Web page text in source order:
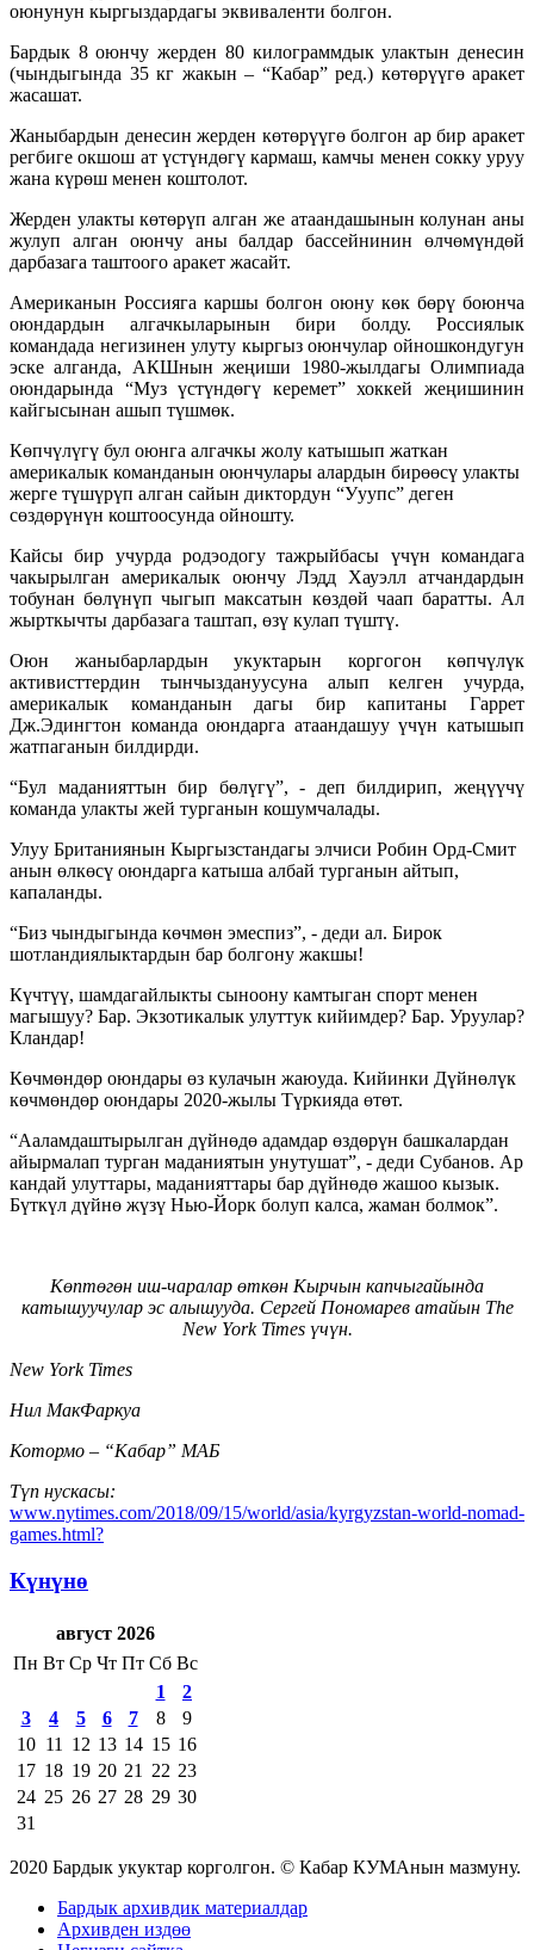
оюнунун кыргыздардагы эквиваленти болгон.
Бардык 8 оюнчу жерден 80 килограммдык улактын денесин
(чындыгында 35 кг жакын – “Кабар” ред.) көтөрүүгө аракет
жасашат.
Жаныбардын денесин жерден көтөрүүгө болгон ар бир аракет
регбиге окшош ат үстүндөгү кармаш, камчы менен сокку уруу
жана күрөш менен коштолот.
Жерден улакты көтөрүп алган же атаандашынын колунан аны
жулуп алган оюнчу аны балдар бассейнинин өлчөмүндөй
дарбазага таштоого аракет жасайт.
Американын Россияга каршы болгон оюну көк бөрү боюнча
оюндардын алгачкыларынын бири болду. Россиялык
командада негизинен улуту кыргыз оюнчулар ойношкондугун
эске алганда, АКШнын жеңиши 1980-жылдагы Олимпиада
оюндарында “Муз үстүндөгү керемет” хоккей жеңишинин
кайгысынан ашып түшмөк.
Көпчүлүгү бул оюнга алгачкы жолу катышып жаткан
америкалык команданын оюнчулары алардын бирөөсү улакты
жерге түшүрүп алган сайын диктордун “Ууупс” деген
сөздөрүнүн коштоосунда ойношту.
Кайсы бир учурда родэодогу тажрыйбасы үчүн командага
чакырылган америкалык оюнчу Лэдд Хауэлл атчандардын
тобунан бөлүнүп чыгып максатын көздөй чаап баратты. Ал
жырткычты дарбазага таштап, өзү кулап түштү.
Оюн жаныбарлардын укуктарын коргогон көпчүлүк
активисттердин тынчыздануусуна алып келген учурда,
америкалык команданын дагы бир капитаны Гаррет
Дж.Эдингтон команда оюндарга атаандашуу үчүн катышып
жатпаганын билдирди.
“Бул маданияттын бир бөлүгү”, - деп билдирип, жеңүүчү
команда улакты жей турганын кошумчалады.
Улуу Британиянын Кыргызстандагы элчиси Робин Орд-Смит
анын өлкөсү оюндарга катыша албай турганын айтып,
капаланды.
“Биз чындыгында көчмөн эмеспиз”, - деди ал. Бирок
шотландиялыктардын бар болгону жакшы!
Күчтүү, шамдагайлыкты сыноону камтыган спорт менен
магышуу? Бар. Экзотикалык улуттук кийимдер? Бар. Уруулар?
Кландар!
Көчмөндөр оюндары өз кулачын жаюуда. Кийинки Дүйнөлүк
көчмөндөр оюндары 2020-жылы Түркияда өтөт.
“Ааламдаштырылган дүйнөдө адамдар өздөрүн башкалардан
айырмалап турган маданиятын унутушат”, - деди Субанов. Ар
кандай улуттары, маданияттары бар дүйнөдө жашоо кызык.
Бүткүл дүйнө жүзү Нью-Йорк болуп калса, жаман болмок”.
Көптөгөн иш-чаралар өткөн Кырчын капчыгайында
катышуучулар эс алышууда. Сергей Пономарев атайын The
New York Timesүчүн.
New York Times
Нил МакФаркуа
Котормо – “Кабар” МАБ
Түп нускасы:
www.nytimes.com/2018/09/15/world/asia/kyrgyzstan-world-nomad-
games.html?
Күнүнө
август 2026
Пн Вт Ср Чт Пт Сб Вс
1
2
3
4 5 6 7 8
9
10 11 12 13 14 15 16
17 18 19 20 21 22 23
24 25 26 27 28 29 30
31
2020 Бардык укуктар корголгон. © Кабар КУМАнын мазмуну.
Бардык архивдик материалдар
Архивден издөө